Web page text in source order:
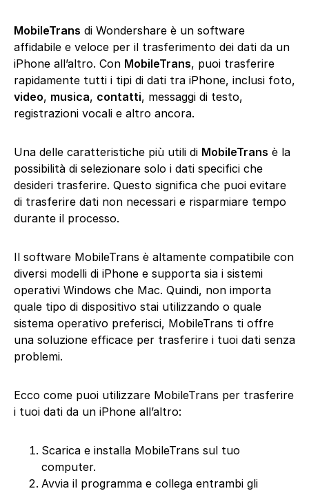
MobileTrans di Wondershare è un software
affidabile e veloce per il trasferimento dei dati da un
iPhone all’altro. Con MobileTrans, puoi trasferire
rapidamente tutti i tipi di dati tra iPhone, inclusi foto,
video, musica, contatti, messaggi di testo,
registrazioni vocali e altro ancora.
Una delle caratteristiche più utili di MobileTrans è la
possibilità di selezionare solo i dati specifici che
desideri trasferire. Questo significa che puoi evitare
di trasferire dati non necessari e risparmiare tempo
durante il processo.
Il software MobileTrans è altamente compatibile con
diversi modelli di iPhone e supporta sia i sistemi
operativi Windows che Mac. Quindi, non importa
quale tipo di dispositivo stai utilizzando o quale
sistema operativo preferisci, MobileTrans ti offre
una soluzione efficace per trasferire i tuoi dati senza
problemi.
Ecco come puoi utilizzare MobileTrans per trasferire
i tuoi dati da un iPhone all’altro:
Scarica e installa MobileTrans sul tuo
computer.
Avvia il programma e collega entrambi gli